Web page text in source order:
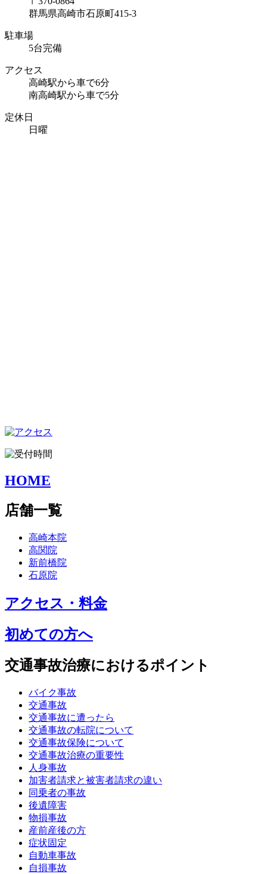
群馬県高崎市石原町415-3
駐車場
5台完備
アクセス
高崎駅から車で6分
南高崎駅から車で5分
定休日
日曜
HOME
店舗一覧
高崎本院
高関院
新前橋院
石原院
アクセス・料金
初めての方へ
交通事故治療におけるポイント
バイク事故
交通事故
交通事故に遭ったら
交通事故の転院について
交通事故保険について
交通事故治療の重要性
人身事故
加害者請求と被害者請求の違い
同乗者の事故
後遺障害
物損事故
産前産後の方
症状固定
自動車事故
自損事故